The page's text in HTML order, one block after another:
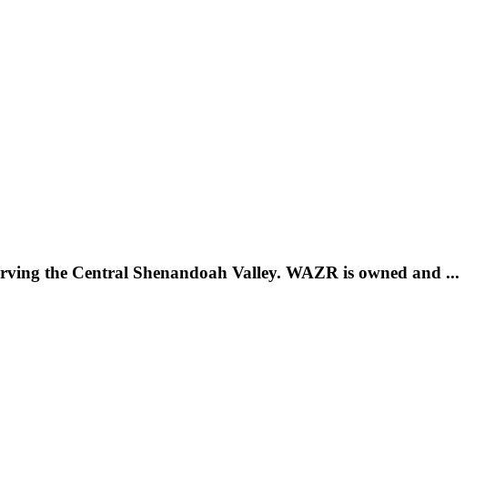
the Central Shenandoah Valley. WAZR is owned and ...